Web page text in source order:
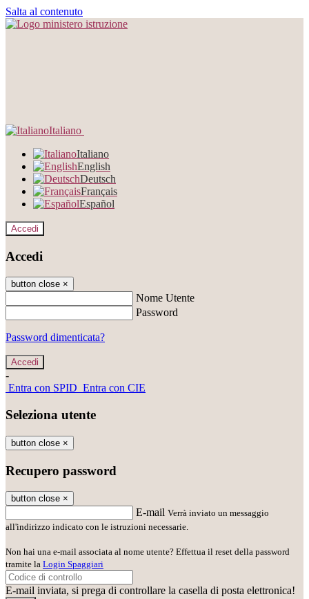
Salta al contenuto
Italiano
Italiano
English
Deutsch
Français
Español
Accedi
Accedi
button close ×
Nome Utente
Password
Password dimenticata?
-
Entra con SPID Entra con CIE
Seleziona utente
button close ×
Recupero password
button close ×
E-mail Verrà inviato un messaggio
all'indirizzo indicato con le istruzioni necessarie.
Non hai una e-mail associata al nome utente? Effettua il reset della password
tramite la Login Spaggiari
E-mail inviata, si prega di controllare la casella di posta elettronica!